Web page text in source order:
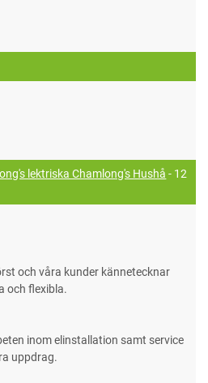
lektriska Chamlong's Hushå - 12
och våra kunder kännetecknar
och flexibla.
inom elinstallation samt service
uppdrag.